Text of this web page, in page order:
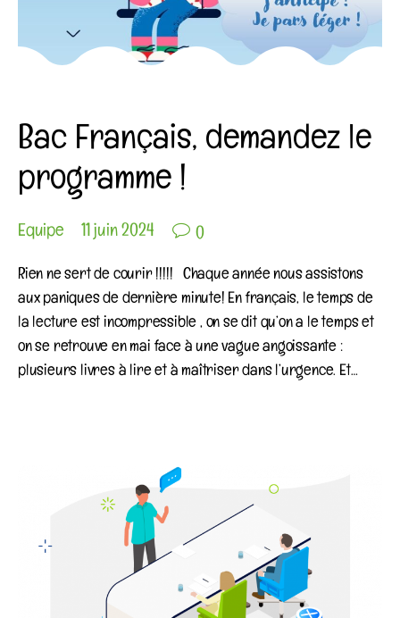
Bac Français, demandez le
programme !
Equipe 11 juin 2024  0
Rien ne sert de courir !!!!! Chaque année nous assistons
aux paniques de dernière minute! En français, le temps de
la lecture est incompressible , on se dit qu’on a le temps et
on se retrouve en mai face à une vague angoissante :
plusieurs livres à lire et à maîtriser dans l’urgence. Et…